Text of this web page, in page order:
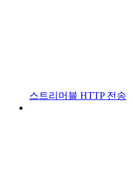
스트리머블 HTTP 전송